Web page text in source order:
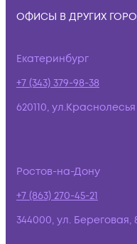
ОФИСЫ В ДРУГИХ
Екатеринбург
+7 (343) 379-98-38
620110,
Ростов-на-Дону
+7 (863) 270-45-21
344000, ул. Береговая,